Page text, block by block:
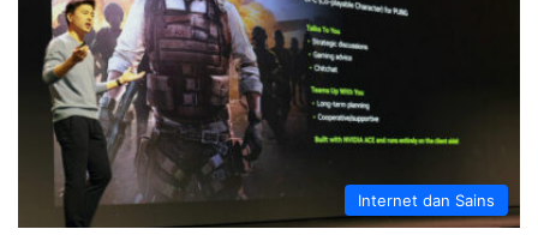
Internet dan Sains